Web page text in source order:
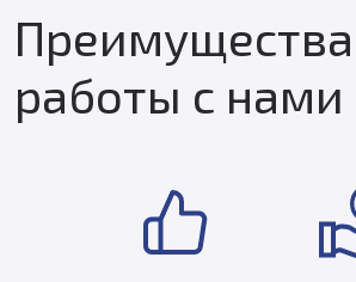
Преимущества
работы с нами